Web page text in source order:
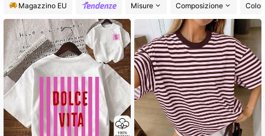
Magazzino EU
Misure Composizione